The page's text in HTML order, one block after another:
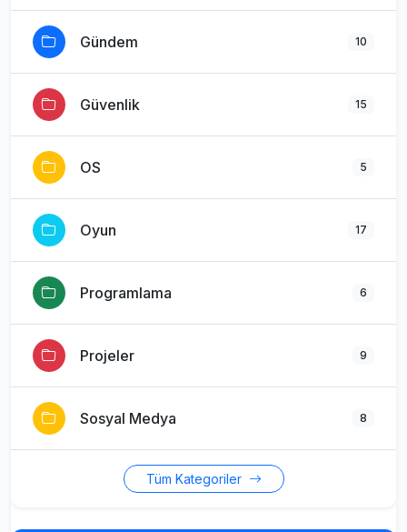
Gündem 10
Güvenlik 15
OS 5
Oyun 17
Programlama 6
Projeler 9
Sosyal Medya 8
Tüm Kategoriler